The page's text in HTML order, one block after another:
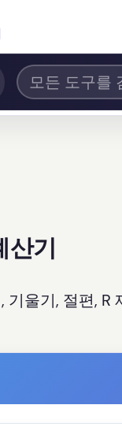
기
기울기, 절편,